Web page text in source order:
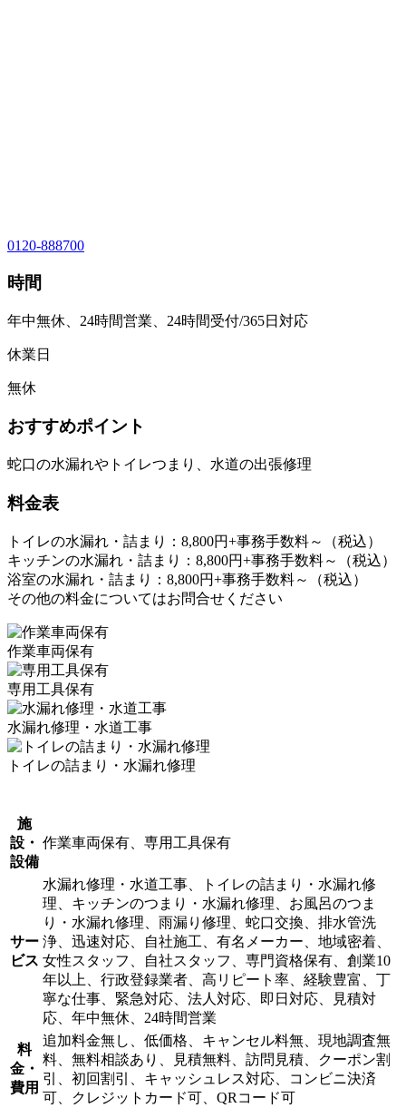
0120-888700
時間
年中無休、24時間営業、24時間受付/365日対応
休業日
無休
おすすめポイント
蛇口の水漏れやトイレつまり、水道の出張修理
料金表
トイレの水漏れ・詰まり：8,800円+事務手数料～（税込）
キッチンの水漏れ・詰まり：8,800円+事務手数料～（税込）
浴室の水漏れ・詰まり：8,800円+事務手数料～（税込）
その他の料金についてはお問合せください
作業車両保有
専用工具保有
水漏れ修理・水道工事
トイレの詰まり・水漏れ修理
施
設・
設備
作業車両保有、専用工具保有
サー
ビス
水漏れ修理・水道工事、トイレの詰まり・水漏れ修
理、キッチンのつまり・水漏れ修理、お風呂のつま
り・水漏れ修理、雨漏り修理、蛇口交換、排水管洗
浄、迅速対応、自社施工、有名メーカー、地域密着、
女性スタッフ、自社スタッフ、専門資格保有、創業10
年以上、行政登録業者、高リピート率、経験豊富、丁
寧な仕事、緊急対応、法人対応、即日対応、見積対
応、年中無休、24時間営業
料
金・
費用
追加料金無し、低価格、キャンセル料無、現地調査無
料、無料相談あり、見積無料、訪問見積、クーポン割
引、初回割引、キャッシュレス対応、コンビニ決済
可、クレジットカード可、QRコード可